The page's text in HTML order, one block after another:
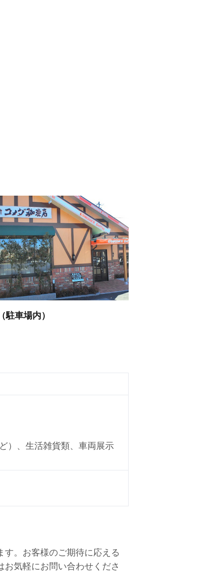
駐車場内）
）、生活雑貨類、車両展示
。お客様のご期待に応える
気軽にお問い合わせくださ